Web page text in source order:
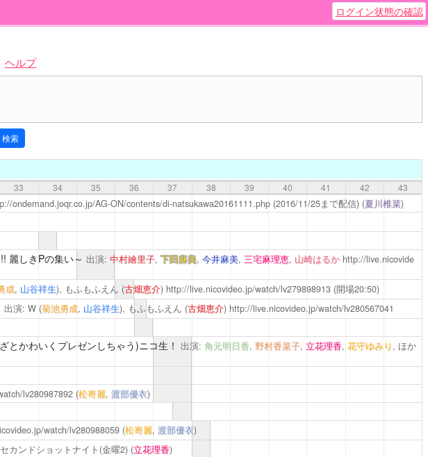
ログイン状態の確認
ヘルプ
33 34 35 36 37 38 39 40 41 42 43
ondemand.joqr.co.jp/AG-ON/contents/di-natsukawa20161111.php(2016/11/25まで配信) (夏川椎菜)
麗しきPの集い～ 出演: 中村繪里子,下田麻美, 今井麻美, 三宅麻理恵, 山崎はるか http://live.nicovide
成, 山谷祥生), もふもふえん (古畑恵介) http://live.nicovideo.jp/watch/lv279898913(開場20:50)
出演: W (菊池勇成, 山谷祥生), もふもふえん (古畑恵介) http://live.nicovideo.jp/watch/lv280567041
とかわいくプレゼンしちゃう)ニコ生！ 出演: 角元明日香, 野村香菜子, 立花理香, 花守ゆみり , ほか
lv280987892 (松嵜麗, 渡部優衣)
watch/lv280988059 (松嵜麗, 渡部優衣)
カンドショットナイト(金曜2) (立花理香)